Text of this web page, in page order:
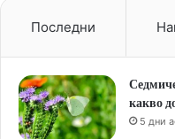
Последни
какво
5 дни